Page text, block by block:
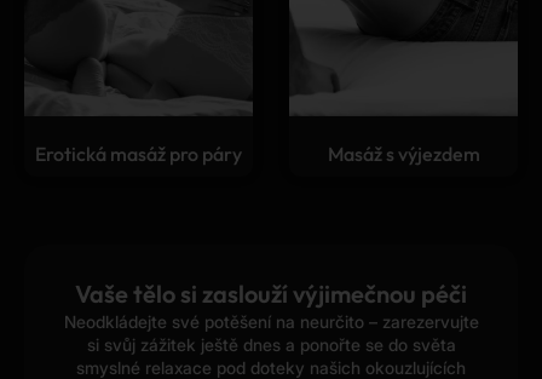
Erotická masáž pro páry Masáž s výjezdem
Vaše tělo si zaslouží výjimečnou péči
Neodkládejte své potěšení na neurčito – zarezervujte
si svůj zážitek ještě dnes a ponořte se do světa
smyslné relaxace pod doteky našich okouzlujících